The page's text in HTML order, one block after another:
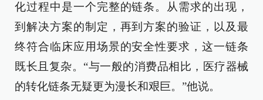
化过程中是一个完整的链条。从需求的出现，
到解决方案的制定，再到方案的验证，以及最
终符合临床应用场景的安全性要求，这一链条
既长且复杂。“与一般的消费品相比，医疗器械
的转化链条无疑更为漫长和艰巨。”他说。